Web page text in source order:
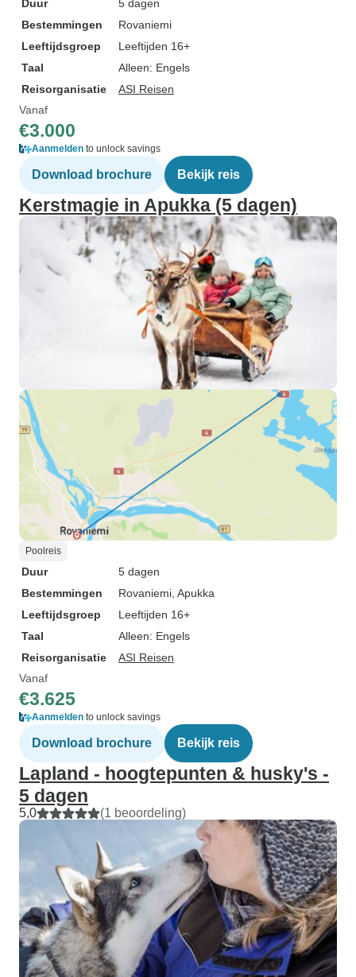
Duur
5 dagen
Bestemmingen
Rovaniemi
Leeftijdsgroep
Leeftijden 16+
Taal
Alleen: Engels
Reisorganisatie
ASI Reisen
Vanaf
€3.000
Aanmelden to unlock savings
Download brochure Bekijk reis
Kerstmagie in Apukka (5 dagen)
Poolreis
Duur
5 dagen
Bestemmingen
Rovaniemi , Apukka
Leeftijdsgroep
Leeftijden 16+
Taal
Alleen: Engels
Reisorganisatie
ASI Reisen
Vanaf
€3.625
Aanmelden to unlock savings
Download brochure Bekijk reis
Lapland - hoogtepunten & husky's -
5 dagen
5,0 (1 beoordeling)